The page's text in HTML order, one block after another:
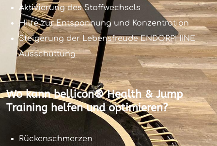
Aktivierung des Stoffwechsels
Hilfe zur Entspannung und Konzentration
Steigerung der Lebensfreude ENDORPHINE
Ausschüttung
Wo kann bellicon® Health & Jump
Training helfen und optimieren?
Rückenschmerzen